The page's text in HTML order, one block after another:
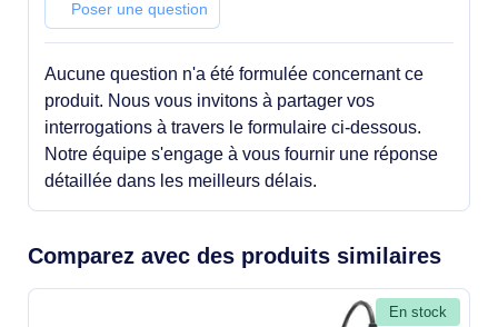
Poser une question
Aucune question n'a été formulée concernant ce
produit. Nous vous invitons à partager vos
interrogations à travers le formulaire ci-dessous.
Notre équipe s'engage à vous fournir une réponse
détaillée dans les meilleurs délais.
Comparez avec des produits similaires
En stock